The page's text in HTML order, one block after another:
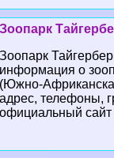
Зоопарк
Зоопарк
информация о
(Южно-
адрес, телефоны,
официальный сайт